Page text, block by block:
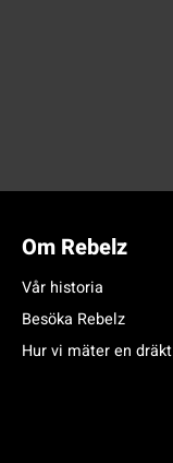
Om Rebelz
Vår historia
Besöka Rebelz
Hur vi mäter en dräkt